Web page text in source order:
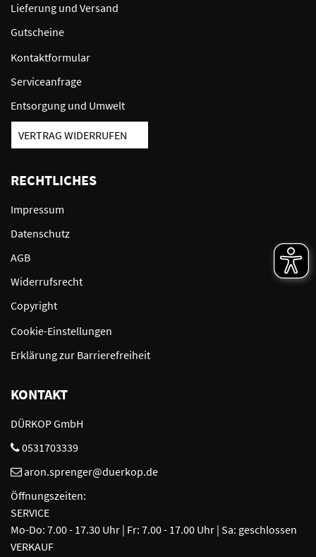
Lieferung und Versand
Gutscheine
Kontaktformular
Serviceanfrage
Entsorgung und Umwelt
VERTRAG WIDERRUFEN
RECHTLICHES
Impressum
Datenschutz
AGB
Widerrufsrecht
Copyright
Cookie-Einstellungen
Erklärung zur Barrierefreiheit
KONTAKT
DÜRKOP GmbH
0531703339
aron.sprenger@duerkop.de
Öffnungszeiten:
SERVICE
Mo-Do: 7.00 - 17.30 Uhr | Fr: 7.00 - 17.00 Uhr | Sa: geschlossen
VERKAUF